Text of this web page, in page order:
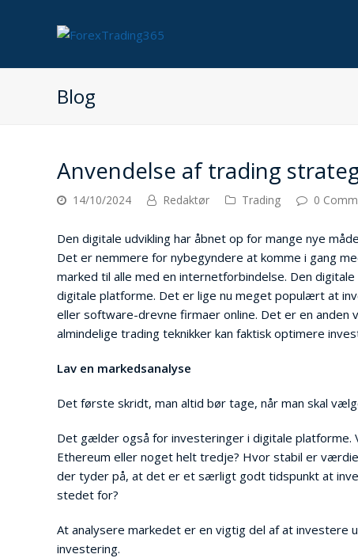
Blog
Anvendelse af trading
14/10/2024 Redaktør Trading 0
Den digitale udvikling har åbnet op for mange nye
Det er nemmere for nybegyndere at komme i gang
marked til alle med en internetforbindelse. Den
digitale platforme. Det er lige nu meget populært at
eller software-drevne firmaer online. Det er en
almindelige trading teknikker kan faktisk optimere
Lav en markedsanalyse
Det første skridt, man altid bør tage, når man skal
Det gælder også for investeringer i digitale platforme.
Ethereum eller noget helt tredje? Hvor stabil er
der tyder på, at det er et særligt godt tidspunkt at
stedet for?
At analysere markedet er en vigtig del af at investere
investering.